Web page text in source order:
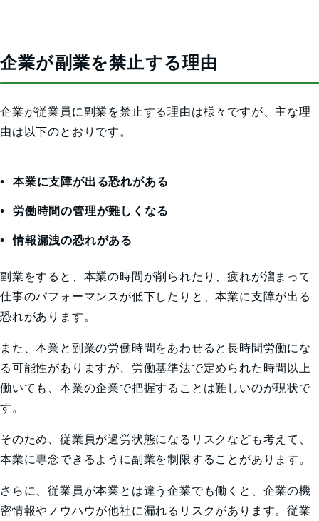
企業が副業を禁止する理由
企業が従業員に副業を禁止する理由は様々ですが、主な理
由は以下のとおりです。
本業に支障が出る恐れがある
労働時間の管理が難しくなる
情報漏洩の恐れがある
副業をすると、本業の時間が削られたり、疲れが溜まって
仕事のパフォーマンスが低下したりと、本業に支障が出る
恐れがあります。
また、本業と副業の労働時間をあわせると長時間労働にな
る可能性がありますが、労働基準法で定められた時間以上
働いても、本業の企業で把握することは難しいのが現状で
す。
そのため、従業員が過労状態になるリスクなども考えて、
本業に専念できるように副業を制限することがあります。
さらに、従業員が本業とは違う企業でも働くと、企業の機
密情報やノウハウが他社に漏れるリスクがあります。従業